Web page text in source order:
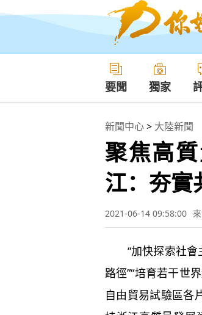
要聞 獨家
新聞中心> 大陸新聞
聚焦高
江：夯實
2021-06-14 09:58:00
“加快探索社會
路徑”“培育若干世
自由貿易試驗區各